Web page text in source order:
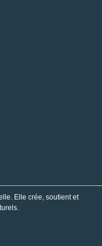
Elle crée, soutient et